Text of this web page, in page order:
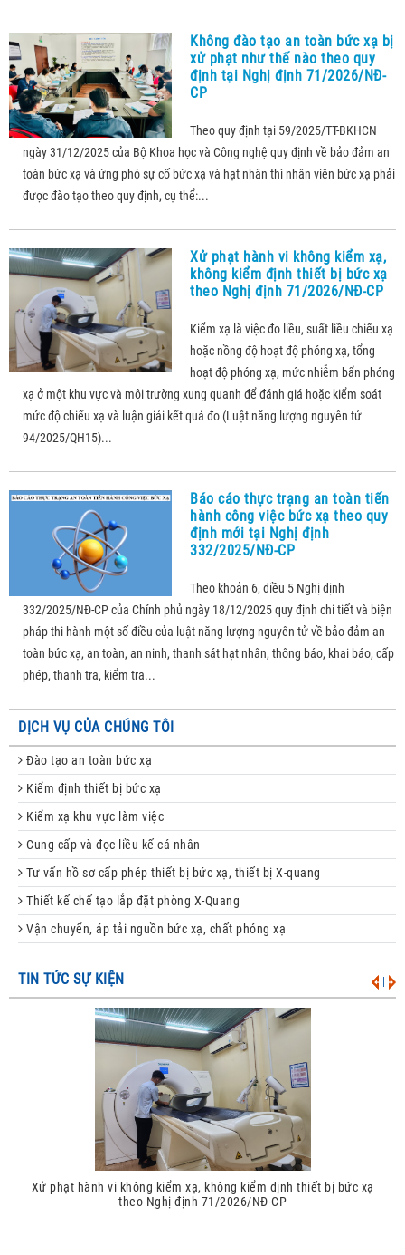
Không đào tạo an toàn bức xạ bị
xử phạt như thế nào theo quy
định tại Nghị định 71/2026/NĐ-
CP
Theo quy định tại 59/2025/TT-BKHCN
ngày 31/12/2025 của Bộ Khoa học và Công nghệ quy định về bảo đảm an
toàn bức xạ và ứng phó sự cố bức xạ và hạt nhân thì nhân viên bức xạ phải
được đào tạo theo quy định, cụ thể:...
Xử phạt hành vi không kiểm xạ,
không kiểm định thiết bị bức xạ
theo Nghị định 71/2026/NĐ-CP
Kiểm xạ là việc đo liều, suất liều chiếu xạ
hoặc nồng độ hoạt độ phóng xạ, tổng
hoạt độ phóng xạ, mức nhiễm bẩn phóng
xạ ở một khu vực và môi trường xung quanh để đánh giá hoặc kiểm soát
mức độ chiếu xạ và luận giải kết quả đo (Luật năng lượng nguyên tử
94/2025/QH15)...
Báo cáo thực trạng an toàn tiến
hành công việc bức xạ theo quy
định mới tại Nghị định
332/2025/NĐ-CP
Theo khoản 6, điều 5 Nghị định
332/2025/NĐ-CP của Chính phủ ngày 18/12/2025 quy định chi tiết và biện
pháp thi hành một số điều của luật năng lượng nguyên tử về bảo đảm an
toàn bức xạ, an toàn, an ninh, thanh sát hạt nhân, thông báo, khai báo, cấp
phép, thanh tra, kiểm tra...
DỊCH VỤ CỦA CHÚNG TÔI
Đào tạo an toàn bức xạ
Kiểm định thiết bị bức xạ
Kiểm xạ khu vực làm việc
Cung cấp và đọc liều kế cá nhân
Tư vấn hồ sơ cấp phép thiết bị bức xạ, thiết bị X-quang
Thiết kế chế tạo lắp đặt phòng X-Quang
Vận chuyển, áp tải nguồn bức xạ, chất phóng xạ
TIN TỨC SỰ KIỆN
Xử phạt hành vi không kiểm xạ, không kiểm định thiết bị bức xạ
theo Nghị định 71/2026/NĐ-CP